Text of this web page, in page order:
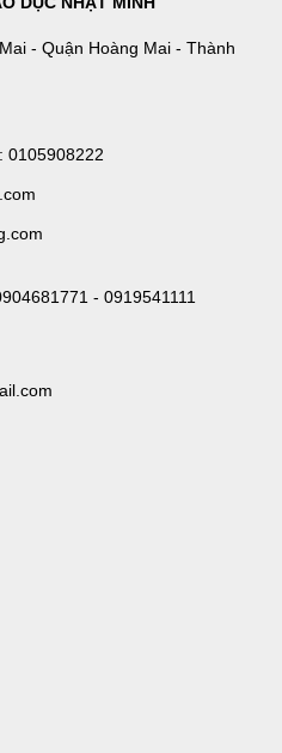
- Quận Hoàng Mai - Thành
0105908222
- 0919541111